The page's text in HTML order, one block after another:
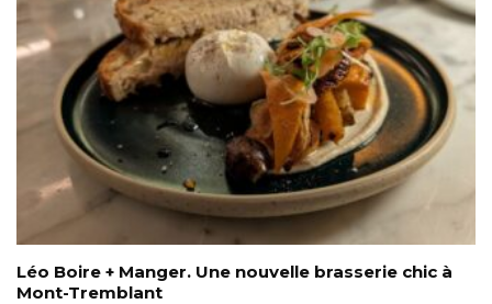
Léo Boire + Manger. Une nouvelle brasserie chic à
Mont-Tremblant